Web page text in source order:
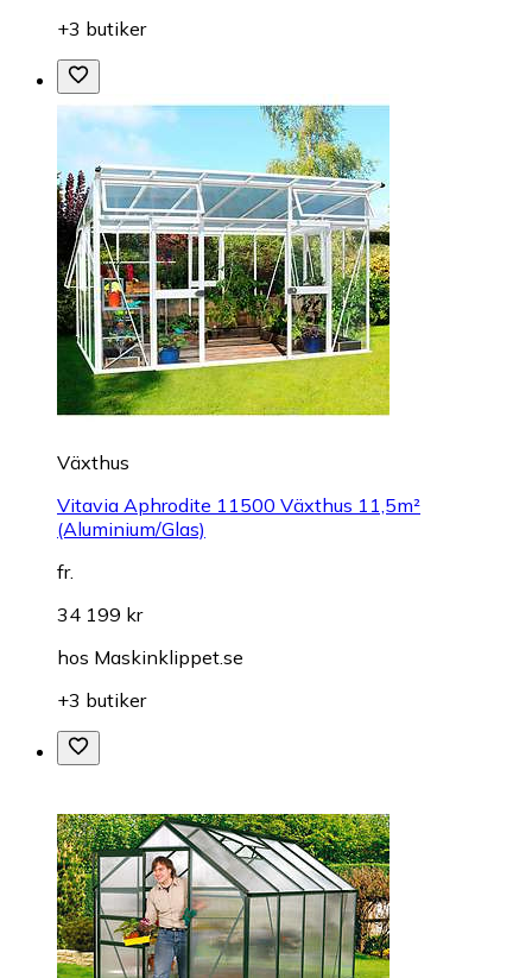
+3 butiker
Växthus
Vitavia Aphrodite 11500 Växthus 11,5m²
(Aluminium/Glas)
fr.
34 199 kr
hos Maskinklippet.se
+3 butiker